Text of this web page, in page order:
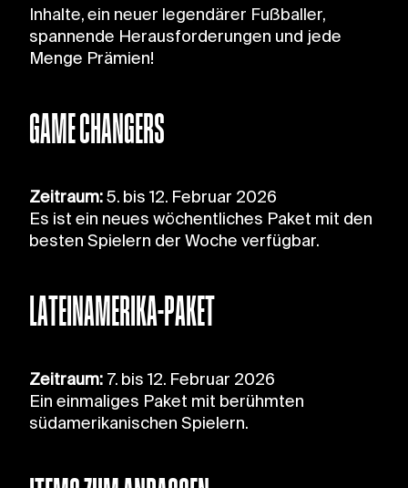
please see our
Cookie Policy .
Inhalte, ein neuer legendärer Fußballer,
spannende Herausforderungen und jede
Menge Prämien!
GAME CHANGERS
Zeitraum:5. bis 12. Februar 2026
Es ist ein neues wöchentliches Paket mit den
besten Spielern der Woche verfügbar.
LATEINAMERIKA-PAKET
Zeitraum:7. bis 12. Februar 2026
Ein einmaliges Paket mit berühmten
südamerikanischen Spielern.